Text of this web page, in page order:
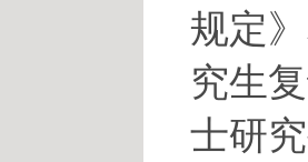
规定
究生
士研